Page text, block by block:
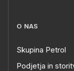
O NAS
Skupina Petrol
Podjetja in